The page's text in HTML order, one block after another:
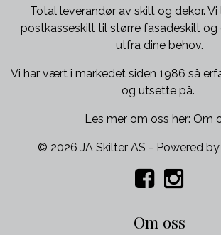
Total leverandør av skilt og dekor.
postkasseskilt til større fasadeskilt og
utfra dine behov.
Vi har vært i markedet siden 1986 så
og utsette på.
Les mer om oss her: Om
© 2026 JA Skilter AS - Powered by
Om oss